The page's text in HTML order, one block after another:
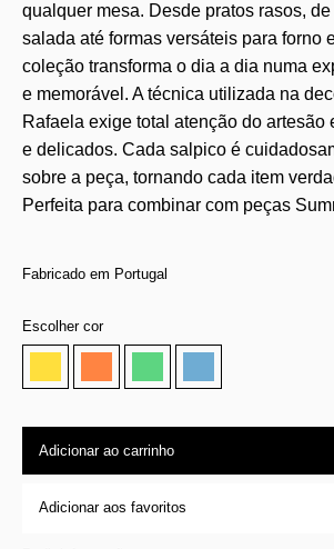
qualquer mesa. Desde pratos rasos,
salada até formas versáteis para forno
coleção transforma o dia a dia numa
e memorável. A técnica utilizada na
Rafaela exige total atenção do artesão
e delicados. Cada salpico é
sobre a peça, tornando cada item
Perfeita para combinar com peças
Fabricado em Portugal
Escolher cor
Adicionar ao carrinho
Adicionar aos favoritos